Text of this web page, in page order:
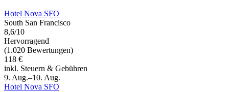
Hotel Nova SFO
South San Francisco
8,6/10
Hervorragend
(1.020 Bewertungen)
118 €
inkl. Steuern & Gebühren
9. Aug.–10. Aug.
Hotel Nova SFO